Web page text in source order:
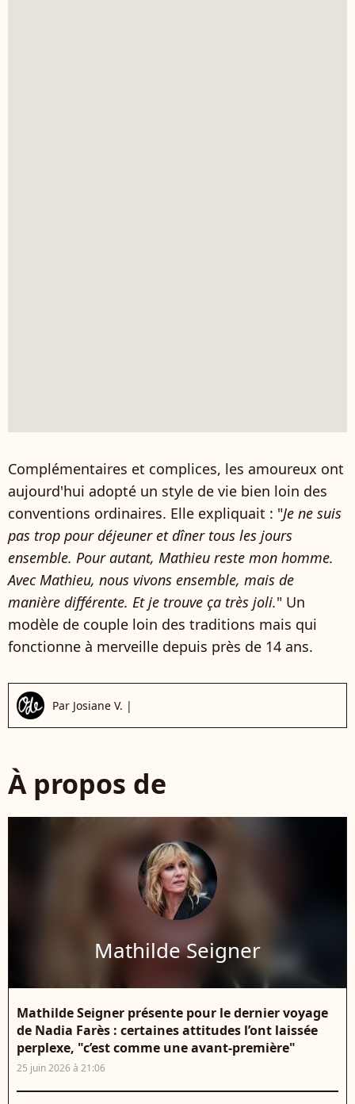
Complémentaires et complices, les amoureux ont
aujourd'hui adopté un style de vie bien loin des
conventions ordinaires. Elle expliquait : "Je ne suis
pas trop pour déjeuner et dîner tous les jours
ensemble. Pour autant, Mathieu reste mon homme.
Avec Mathieu, nous vivons ensemble, mais de
manière différente. Et je trouve ça très joli." Un
modèle de couple loin des traditions mais qui
fonctionne à merveille depuis près de 14 ans.
Par Josiane V. |
À propos de
Mathilde Seigner
Mathilde Seigner présente pour le dernier voyage
de Nadia Farès : certaines attitudes l’ont laissée
perplexe, "c’est comme une avant-première"
25 juin 2026 à 21:06